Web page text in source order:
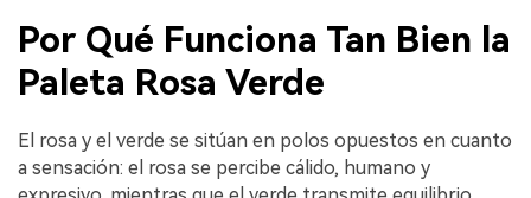
Por Qué Funciona Tan Bien la
Paleta Rosa Verde
El rosa y el verde se sitúan en polos opuestos en cuanto
a sensación: el rosa se percibe cálido, humano y